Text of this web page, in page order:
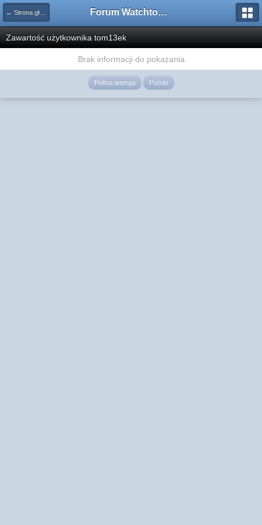
← Strona główna Forum Watchtower
Zawartość użytkownika tom13ek
Brak informacji do pokazania
Pełna wersja Polski